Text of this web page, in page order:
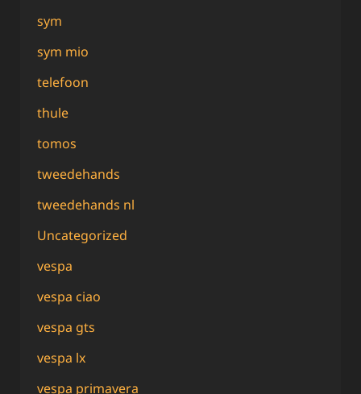
sym
sym mio
telefoon
thule
tomos
tweedehands
tweedehands nl
Uncategorized
vespa
vespa ciao
vespa gts
vespa lx
vespa primavera